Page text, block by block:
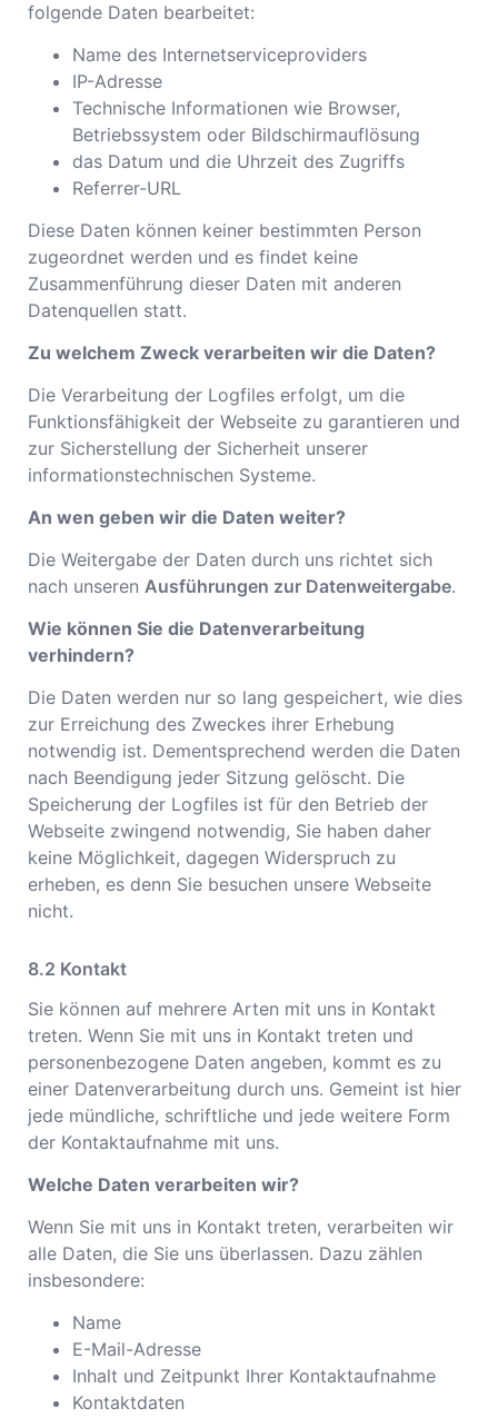
folgende Daten bearbeitet:
Name des Internetserviceproviders
IP-Adresse
Technische Informationen wie Browser,
Betriebssystem oder Bildschirmauflösung
das Datum und die Uhrzeit des Zugriffs
Referrer-URL
Diese Daten können keiner bestimmten Person
zugeordnet werden und es findet keine
Zusammenführung dieser Daten mit anderen
Datenquellen statt.
Zu welchem Zweck verarbeiten wir die Daten?
Die Verarbeitung der Logfiles erfolgt, um die
Funktionsfähigkeit der Webseite zu garantieren und
zur Sicherstellung der Sicherheit unserer
informationstechnischen Systeme.
An wen geben wir die Daten weiter?
Die Weitergabe der Daten durch uns richtet sich
nach unseren Ausführungen zur Datenweitergabe.
Wie können Sie die Datenverarbeitung
verhindern?
Die Daten werden nur so lang gespeichert, wie dies
zur Erreichung des Zweckes ihrer Erhebung
notwendig ist. Dementsprechend werden die Daten
nach Beendigung jeder Sitzung gelöscht. Die
Speicherung der Logfiles ist für den Betrieb der
Webseite zwingend notwendig, Sie haben daher
keine Möglichkeit, dagegen Widerspruch zu
erheben, es denn Sie besuchen unsere Webseite
nicht.
Kontakt
Sie können auf mehrere Arten mit uns in Kontakt
treten. Wenn Sie mit uns in Kontakt treten und
personenbezogene Daten angeben, kommt es zu
einer Datenverarbeitung durch uns. Gemeint ist hier
jede mündliche, schriftliche und jede weitere Form
der Kontaktaufnahme mit uns.
Welche Daten verarbeiten wir?
Wenn Sie mit uns in Kontakt treten, verarbeiten wir
alle Daten, die Sie uns überlassen. Dazu zählen
insbesondere:
Name
E-Mail-Adresse
Inhalt und Zeitpunkt Ihrer Kontaktaufnahme
Kontaktdaten